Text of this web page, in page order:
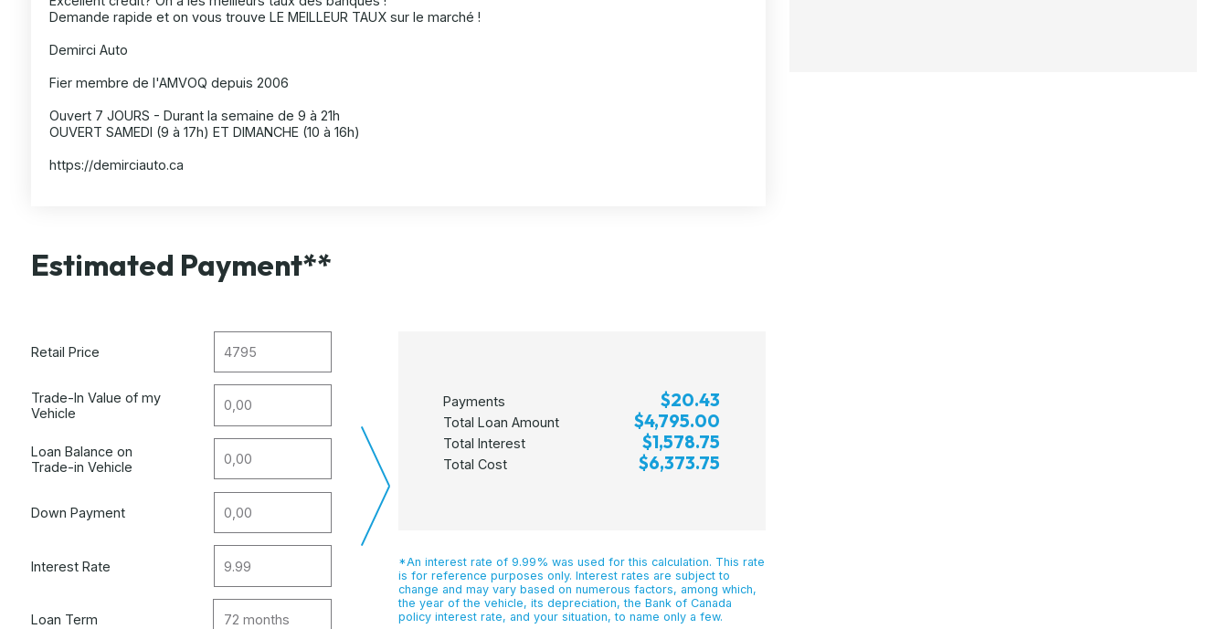
Demande rapide et on vous trouve LE MEILLEUR TAUX sur le marché !
Demirci Auto
Fier membre de l'AMVOQ depuis 2006
Ouvert 7 JOURS - Durant la semaine de 9 à 21h
OUVERT SAMEDI (9 à 17h) ET DIMANCHE (10 à 16h)
https://demirciauto.ca
Estimated Payment**
Retail Price
Trade-In Value of my
Vehicle
Loan Balance on
Trade-in Vehicle
Down Payment
Interest Rate
Loan Term
Payments $20.43
Total Loan Amount $4,795.00
Total Interest $1,578.75
Total Cost $6,373.75
*An interest rate of 9.99% was used for this calculation. This rate
is for reference purposes only. Interest rates are subject to
change and may vary based on numerous factors, among which,
the year of the vehicle, its depreciation, the Bank of Canada
policy interest rate, and your situation, to name only a few.